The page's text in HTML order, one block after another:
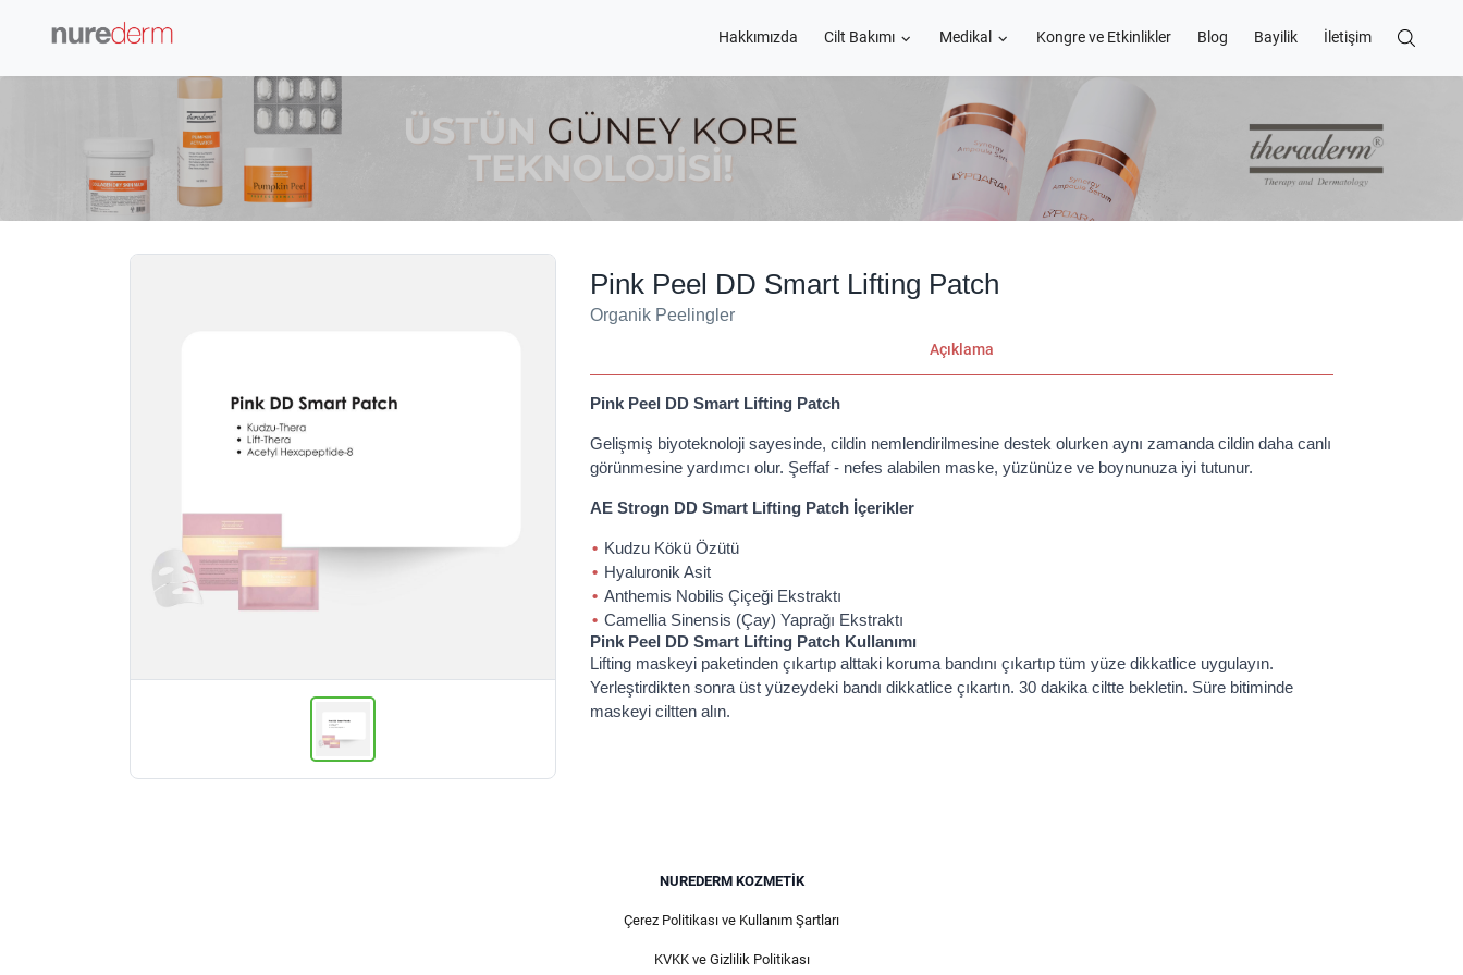
Hakkımızda Cilt Bakımı Medikal Kongre ve Etkinlikler Blog Bayilik İletişim
Pink Peel DD Smart Lifting Patch
Organik Peelingler
Açıklama
Pink Peel DD Smart Lifting Patch
Gelişmiş biyoteknoloji sayesinde, cildin nemlendirilmesine destek olurken aynı zamanda cildin daha canlı
görünmesine yardımcı olur. Şeffaf - nefes alabilen maske, yüzünüze ve boynunuza iyi tutunur.
AE Strogn DD Smart Lifting Patch İçerikler
Kudzu Kökü Özütü
Hyaluronik Asit
Anthemis Nobilis Çiçeği Ekstraktı
Camellia Sinensis (Çay) Yaprağı Ekstraktı
Pink Peel DD Smart Lifting Patch Kullanımı
Lifting maskeyi paketinden çıkartıp alttaki koruma bandını çıkartıp tüm yüze dikkatlice uygulayın.
Yerleştirdikten sonra üst yüzeydeki bandı dikkatlice çıkartın. 30 dakika ciltte bekletin. Süre bitiminde
maskeyi ciltten alın.
NUREDERM KOZMETIK
Çerez Politikası ve Kullanım Şartları
KVKK ve Gizlilik Politikası